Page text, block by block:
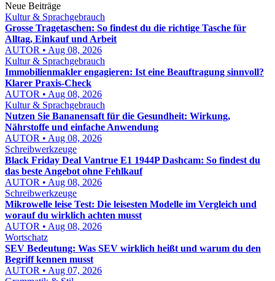
Neue Beiträge
Kultur & Sprachgebrauch
Grosse Tragetaschen: So findest du die richtige Tasche für
Alltag, Einkauf und Arbeit
AUTOR • Aug 08, 2026
Kultur & Sprachgebrauch
Immobilienmakler engagieren: Ist eine Beauftragung sinnvoll?
Klarer Praxis-Check
AUTOR • Aug 08, 2026
Kultur & Sprachgebrauch
Nutzen Sie Bananensaft für die Gesundheit: Wirkung,
Nährstoffe und einfache Anwendung
AUTOR • Aug 08, 2026
Schreibwerkzeuge
Black Friday Deal Vantrue E1 1944P Dashcam: So findest du
das beste Angebot ohne Fehlkauf
AUTOR • Aug 08, 2026
Schreibwerkzeuge
Mikrowelle leise Test: Die leisesten Modelle im Vergleich und
worauf du wirklich achten musst
AUTOR • Aug 08, 2026
Wortschatz
SEV Bedeutung: Was SEV wirklich heißt und warum du den
Begriff kennen musst
AUTOR • Aug 07, 2026